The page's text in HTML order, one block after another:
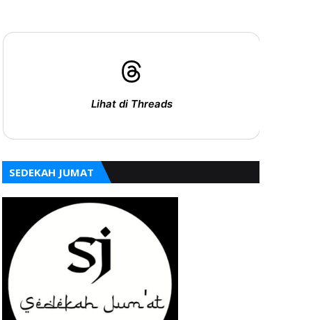
Lihat di Threads
SEDEKAH JUMAT